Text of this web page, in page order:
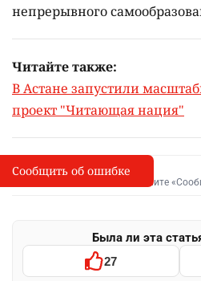
непрерывного
Читайте также:
В Астане запустили
проект "Читающая нация"
I
Сообщить об опечатке
Выделите фрагмент и нажмите
Была ли эта
27
Сообщить об ошибке